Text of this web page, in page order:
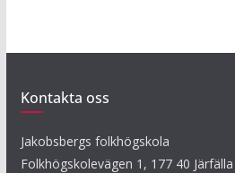
Kontakta oss
Jakobsbergs folkhögskola
Folkhögskolevägen 1, 177 40 Järfälla